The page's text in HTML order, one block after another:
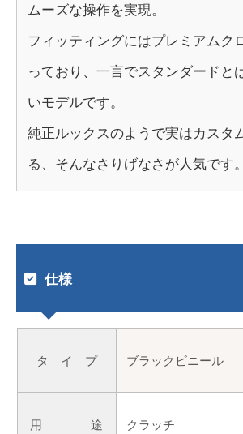
ムーズな操作を実現。
フィッティングにはプレミアムク
っており、一言でスタンダードと
いモデルです。
純正ルックスのようで実はカスタ
る、そんなさりげなさが人気です。
仕様
タ イ プ ブラックビニール
用 途 クラッチ